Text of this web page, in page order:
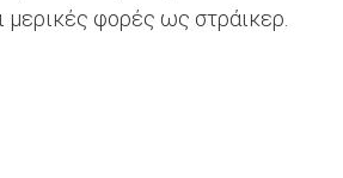
μερικές φορές ως στράικερ.